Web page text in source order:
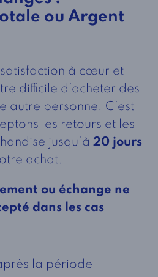
ou Argent
à cœur et
difficile d’acheter des
autre personne. C’est
les retours et les
jusqu’à 20 jours
achat.
ou échange ne
dans les cas
la période